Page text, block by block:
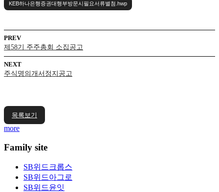
KEB하나은행증권대행부방문시필요서류별첨.hwp
PREV
제58기 주주총회 소집공고
NEXT
주식명의개서정지공고
목록보기
more
Family site
SB위드크롭스
SB위드아그로
SB위드윤잇